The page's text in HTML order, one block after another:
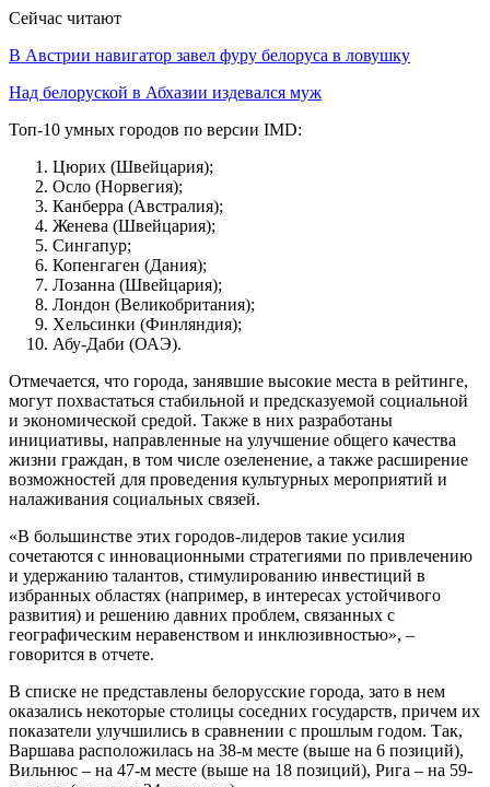
Сейчас читают
В Австрии навигатор завел фуру белоруса в ловушку
Над белоруской в Абхазии издевался муж
Топ-10 умных городов по версии IMD:
Цюрих (Швейцария);
Осло (Норвегия);
Канберра (Австралия);
Женева (Швейцария);
Сингапур;
Копенгаген (Дания);
Лозанна (Швейцария);
Лондон (Великобритания);
Хельсинки (Финляндия);
Абу-Даби (ОАЭ).
Отмечается, что города, занявшие высокие места в рейтинге,
могут похвастаться стабильной и предсказуемой социальной
и экономической средой. Также в них разработаны
инициативы, направленные на улучшение общего качества
жизни граждан, в том числе озеленение, а также расширение
возможностей для проведения культурных мероприятий и
налаживания социальных связей.
«В большинстве этих городов-лидеров такие усилия
сочетаются с инновационными стратегиями по привлечению
и удержанию талантов, стимулированию инвестиций в
избранных областях (например, в интересах устойчивого
развития) и решению давних проблем, связанных с
географическим неравенством и инклюзивностью», –
говорится в отчете.
В списке не представлены белорусские города, зато в нем
оказались некоторые столицы соседних государств, причем их
показатели улучшились в сравнении с прошлым годом. Так,
Варшава расположилась на 38-м месте (выше на 6 позиций),
Вильнюс – на 47-м месте (выше на 18 позиций), Рига – на 59-